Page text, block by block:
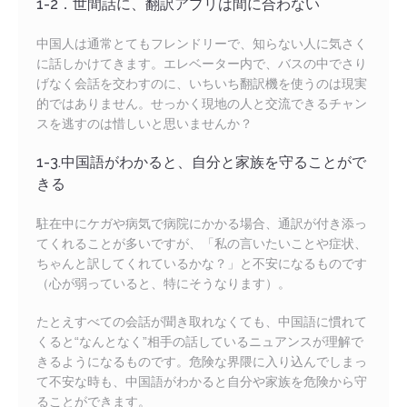
1-2．世間話に、翻訳アプリは間に合わない
中国人は通常とてもフレンドリーで、知らない人に気さく
に話しかけてきます。エレベーター内で、バスの中でさり
げなく会話を交わすのに、いちいち翻訳機を使うのは現実
的ではありません。せっかく現地の人と交流できるチャン
スを逃すのは惜しいと思いませんか？
1-3.中国語がわかると、自分と家族を守ることがで
きる
駐在中にケガや病気で病院にかかる場合、通訳が付き添っ
てくれることが多いですが、「私の言いたいことや症状、
ちゃんと訳してくれているかな？」と不安になるものです
（心が弱っていると、特にそうなります）。
たとえすべての会話が聞き取れなくても、中国語に慣れて
くると“なんとなく”相手の話しているニュアンスが理解で
きるようになるものです。危険な界隈に入り込んでしまっ
て不安な時も、中国語がわかると自分や家族を危険から守
ることができます。